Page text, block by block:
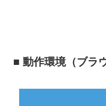
■ 動作環境（ブラ